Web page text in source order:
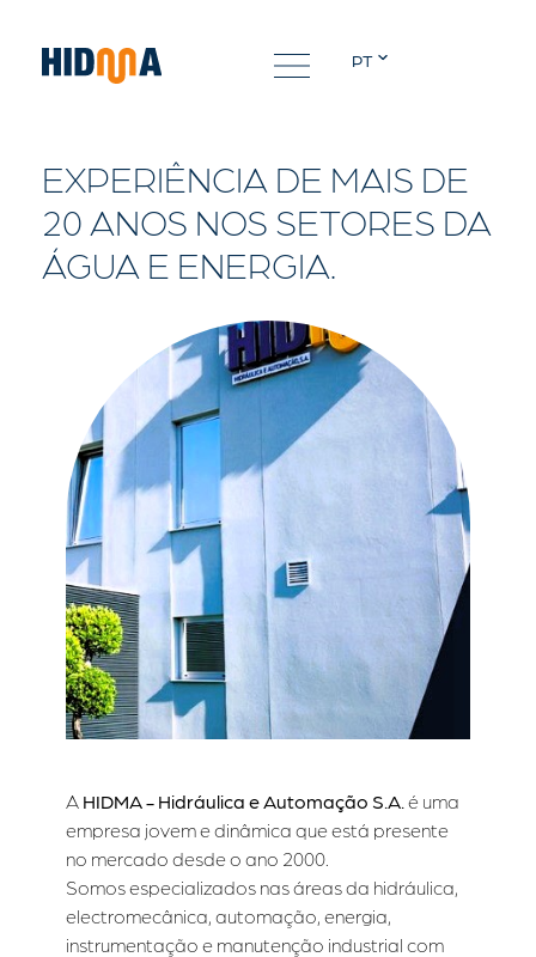
PT
EXPERIÊNCIA DE MAIS DE
20 ANOS NOS SETORES DA
ÁGUA E ENERGIA.
A HIDMA - Hidráulica e Automação S.A. é uma
empresa jovem e dinâmica que está presente
no mercado desde o ano 2000.
Somos especializados nas áreas da hidráulica,
electromecânica, automação, energia,
instrumentação e manutenção industrial com